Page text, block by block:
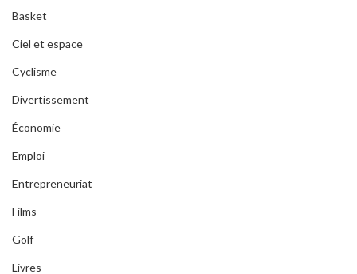
Basket
Ciel et espace
Cyclisme
Divertissement
Économie
Emploi
Entrepreneuriat
Films
Golf
Livres